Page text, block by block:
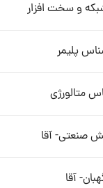
و سخت افزار
پلیمر
متالورژی
صنعتی- آقا
آقا